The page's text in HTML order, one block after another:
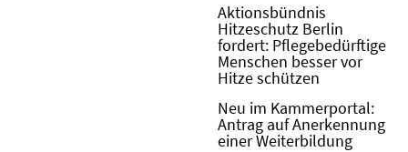
Aktionsbündnis
Hitzeschutz Berlin
fordert: Pflegebedürftige
Menschen besser vor
Hitze schützen
Neu im Kammerportal:
Antrag auf Anerkennung
einer Weiterbildung